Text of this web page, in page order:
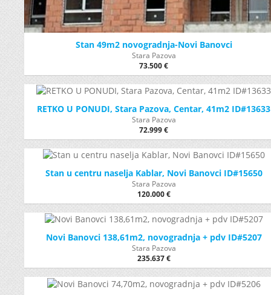
Stan 49m2 novogradnja-Novi Banovci
Stara Pazova
73.500 €
RETKO U PONUDI, Stara Pazova, Centar, 41m2 ID#13633
Stara Pazova
72.999 €
Stan u centru naselja Kablar, Novi Banovci ID#15650
Stara Pazova
120.000 €
Novi Banovci 138,61m2, novogradnja + pdv ID#5207
Stara Pazova
235.637 €